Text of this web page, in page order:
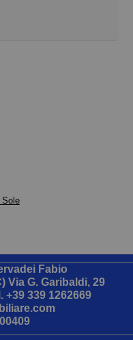
Sole
Fabio
Via G. Garibaldi, 29
+39 339 1262669